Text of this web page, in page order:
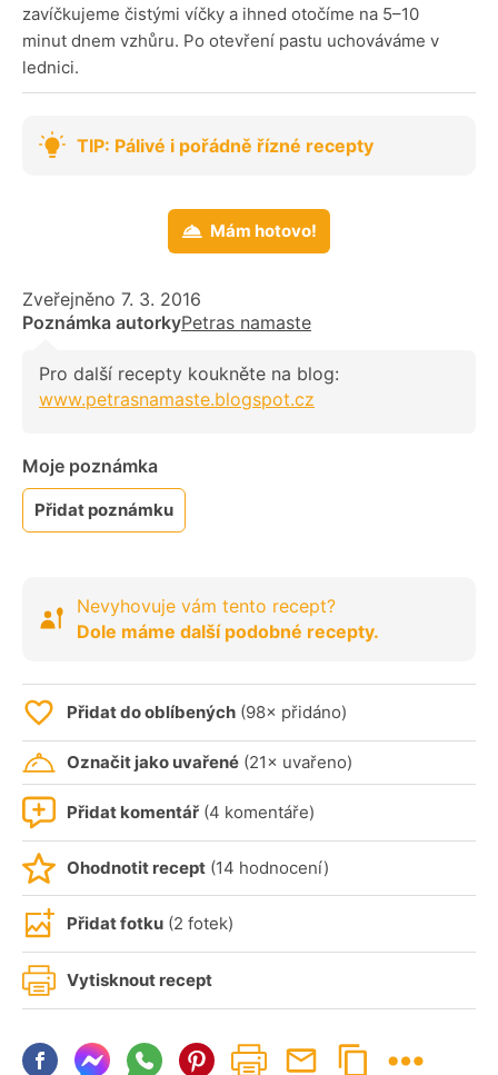
zavíčkujeme čistými víčky a ihned otočíme na 5–10
minut dnem vzhůru. Po otevření pastu uchováváme v
lednici.
TIP: Pálivé i pořádně řízné recepty
Mám hotovo!
Zveřejněno 7. 3. 2016
Poznámka autorkyPetras namaste
Pro další recepty koukněte na blog:
www.petrasnamaste.blogspot.cz
Moje poznámka
Přidat poznámku
Nevyhovuje vám tento recept?
Dole máme další podobné recepty.
Přidat do oblíbených (98× přidáno)
Označit jako uvařené (21× uvařeno)
Přidat komentář (4 komentáře)
Ohodnotit recept (14 hodnocení)
Přidat fotku (2 fotek)
Vytisknout recept